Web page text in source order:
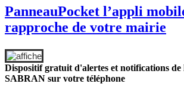
PanneauPocket l’appli
rapproche de votre mairie
Dispositif gratuit d'alertes et notifications de
SABRAN sur votre téléphone